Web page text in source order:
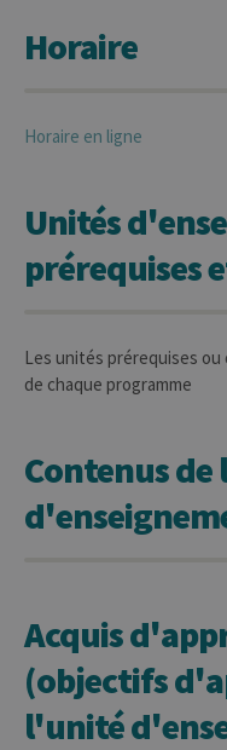
Horaire
Horaire en ligne
Unités
prérequises
Les unités prérequises
de chaque programme
Contenus
Acquis
(objectifs
l'unité